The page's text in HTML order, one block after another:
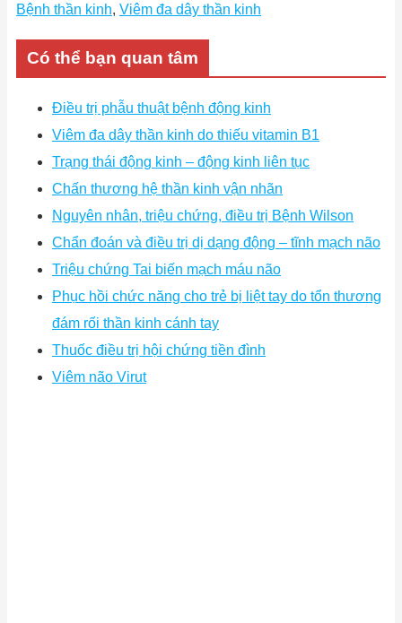
Bệnh thần kinh, Viêm đa dây thần kinh
Có thể bạn quan tâm
Điều trị phẫu thuật bệnh động kinh
Viêm đa dây thần kinh do thiếu vitamin B1
Trạng thái động kinh – động kinh liên tục
Chấn thương hệ thần kinh vận nhãn
Nguyên nhân, triệu chứng, điều trị Bệnh Wilson
Chẩn đoán và điều trị dị dạng động – tĩnh mạch não
Triệu chứng Tai biến mạch máu não
Phục hồi chức năng cho trẻ bị liệt tay do tổn thương
đám rối thần kinh cánh tay
Thuốc điều trị hội chứng tiền đình
Viêm não Virut